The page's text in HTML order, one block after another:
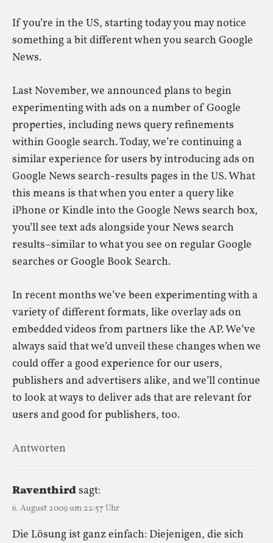
If you’re in the US, starting today you may notice
something a bit different when you search Google
News.
Last November, we announced plans to begin
experimenting with ads on a number of Google
properties, including news query refinements
within Google search. Today, we’re continuing a
similar experience for users by introducing ads on
Google News search-results pages in the US. What
this means is that when you enter a query like
iPhone or Kindle into the Google News search box,
you’ll see text ads alongside your News search
results–similar to what you see on regular Google
searches or Google Book Search.
In recent months we’ve been experimenting with a
variety of different formats, like overlay ads on
embedded videos from partners like the AP. We’ve
always said that we’d unveil these changes when we
could offer a good experience for our users,
publishers and advertisers alike, and we’ll continue
to look at ways to deliver ads that are relevant for
users and good for publishers, too.
Antworten
Raventhirdsagt:
6. August 2009 um 22:57 Uhr
Die Lösung ist ganz einfach: Diejenigen, die sich